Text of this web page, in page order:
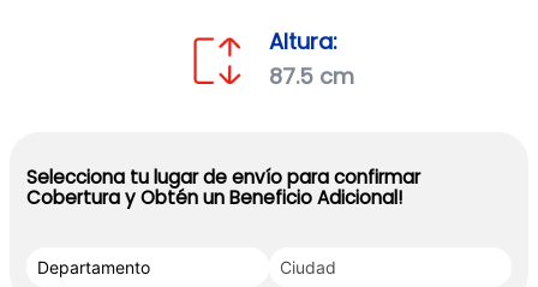
Altura:
87.5 cm
Selecciona tu lugar de envío para confirmar
Cobertura y Obtén un Beneficio Adicional!